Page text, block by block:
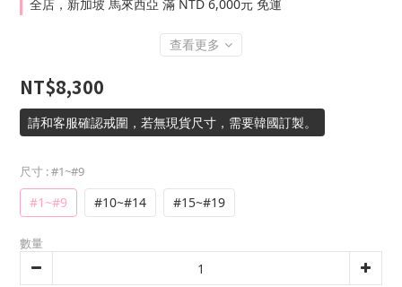
全店，新加坡 馬來西亞 滿 NTD 6,000元 免運
查看更多
NT$8,300
請和客服確認戒圍，若無現貨尺寸，需要韓國訂製。
尺寸 : #1~#9
#1~#9 #10~#14 #15~#19
數量